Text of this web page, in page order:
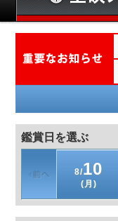
鑑賞日を選ぶ
8/10
(月)